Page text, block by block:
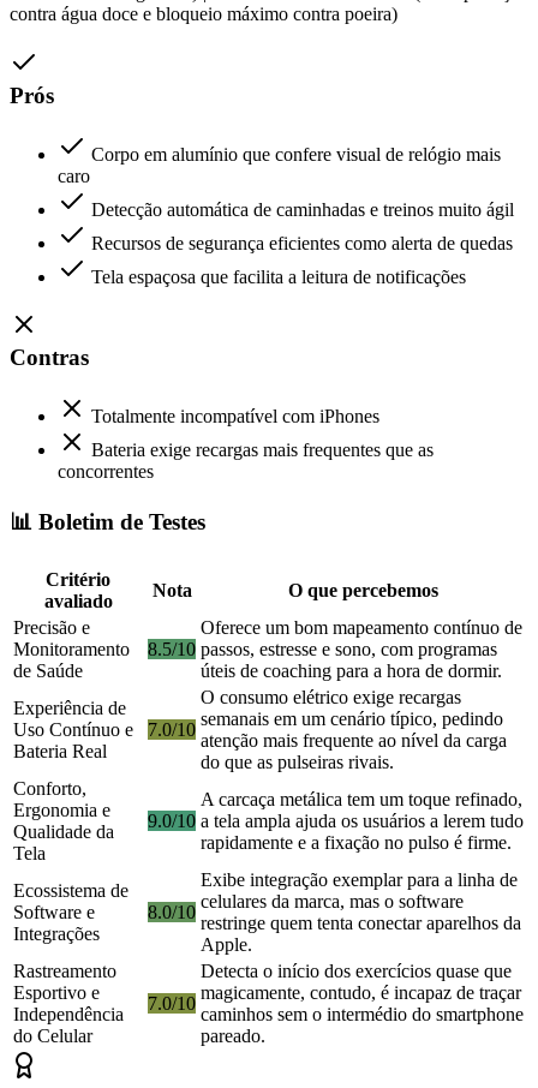
contra água doce e bloqueio máximo contra poeira)
Prós
Corpo em alumínio que confere visual de relógio mais
caro
Detecção automática de caminhadas e treinos muito ágil
Recursos de segurança eficientes como alerta de quedas
Tela espaçosa que facilita a leitura de notificações
Contras
Totalmente incompatível com iPhones
Bateria exige recargas mais frequentes que as
concorrentes
📊 Boletim de Testes
Critério
avaliado
Nota
O que percebemos
Precisão e
Monitoramento
de Saúde
8.5/10
Oferece um bom mapeamento contínuo de
passos, estresse e sono, com programas
úteis de coaching para a hora de dormir.
Experiência de
Uso Contínuo e
Bateria Real
7.0/10
O consumo elétrico exige recargas
semanais em um cenário típico, pedindo
atenção mais frequente ao nível da carga
do que as pulseiras rivais.
Conforto,
Ergonomia e
Qualidade da
Tela
9.0/10
A carcaça metálica tem um toque refinado,
a tela ampla ajuda os usuários a lerem tudo
rapidamente e a fixação no pulso é firme.
Ecossistema de
Software e
Integrações
8.0/10
Exibe integração exemplar para a linha de
celulares da marca, mas o software
restringe quem tenta conectar aparelhos da
Apple.
Rastreamento
Esportivo e
Independência
do Celular
7.0/10
Detecta o início dos exercícios quase que
magicamente, contudo, é incapaz de traçar
caminhos sem o intermédio do smartphone
pareado.